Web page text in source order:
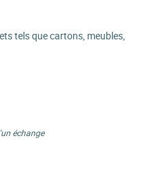
tels que cartons, meubles,
échange